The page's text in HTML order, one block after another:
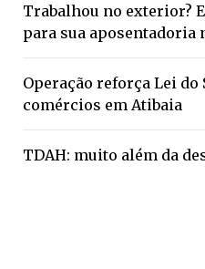
Trabalhou no exterior?
para sua aposentadoria
Operação reforça Lei
comércios em Atibaia
TDAH: muito além da